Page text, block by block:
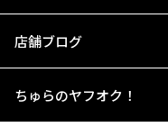
店舗ブログ
ちゅらのヤフオク！